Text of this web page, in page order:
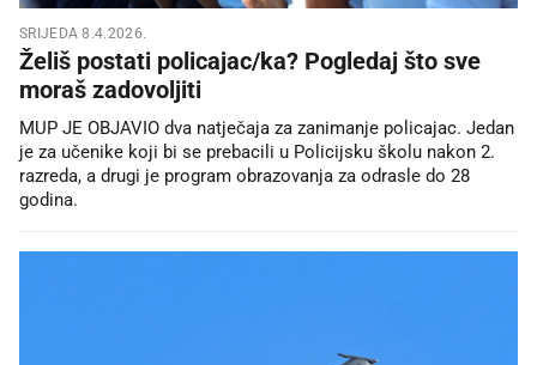
SRIJEDA 8.4.2026.
Želiš postati policajac/ka? Pogledaj što sve
moraš zadovoljiti
MUP JE OBJAVIO dva natječaja za zanimanje policajac. Jedan
je za učenike koji bi se prebacili u Policijsku školu nakon 2.
razreda, a drugi je program obrazovanja za odrasle do 28
godina.